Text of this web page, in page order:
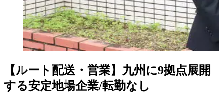
【ルート配送・営業】九州に9拠点展開
する安定地場企業/転勤なし